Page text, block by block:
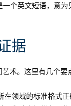
一个英文短语，意
据
术。这里有几个要
在领域的标准格式